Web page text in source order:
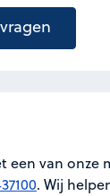
een van onze
. Wij